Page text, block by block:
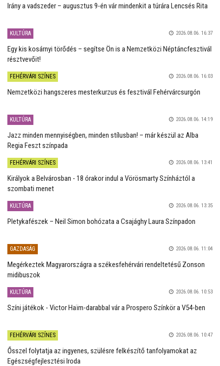
Irány a vadszeder – augusztus 9-én vár mindenkit a túrára Lencsés Rita
KULTÚRA 2026.08.06. 16:37
Egy kis kosárnyi törődés – segítse Ön is a Nemzetközi Néptáncfesztivál
résztvevőit!
FEHÉRVÁRI SZÍNES 2026.08.06. 16:03
Nemzetközi hangszeres mesterkurzus és fesztivál Fehérvárcsurgón
KULTÚRA 2026.08.06. 14:19
Jazz minden mennyiségben, minden stílusban! – már készül az Alba
Regia Feszt színpada
FEHÉRVÁRI SZÍNES 2026.08.06. 13:41
Királyok a Belvárosban - 18 órakor indul a Vörösmarty Színháztól a
szombati menet
KULTÚRA 2026.08.06. 13:35
Pletykafészek – Neil Simon bohózata a Csajághy Laura Színpadon
GAZDASÁG 2026.08.06. 11:04
Megérkeztek Magyarországra a székesfehérvári rendeltetésű Zonson
midibuszok
KULTÚRA 2026.08.06. 10:53
Színi játékok - Victor Haïm-darabbal vár a Prospero Színkör a V54-ben
FEHÉRVÁRI SZÍNES 2026.08.06. 10:47
Ősszel folytatja az ingyenes, szülésre felkészítő tanfolyamokat az
Egészségfejlesztési Iroda